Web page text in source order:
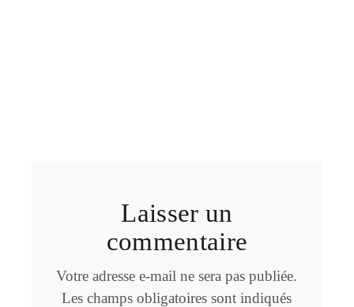
Laisser un
commentaire
Votre adresse e-mail ne sera pas publiée.
Les champs obligatoires sont indiqués